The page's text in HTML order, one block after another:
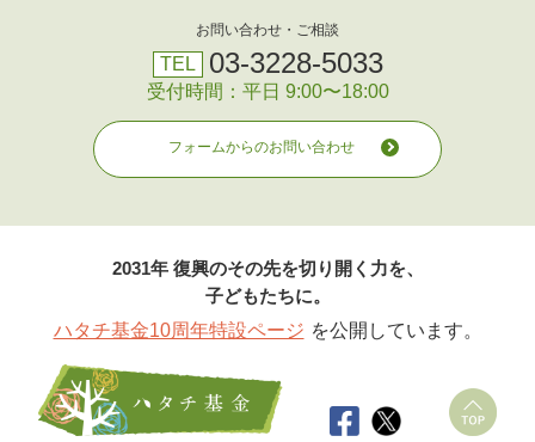
お問い合わせ・ご相談
TEL 03-3228-5033
受付時間：平日 9:00〜18:00
フォームからのお問い合わせ
2031年 復興のその先を切り開く力を、
子どもたちに。
ハタチ基金10周年特設ページ を公開しています。